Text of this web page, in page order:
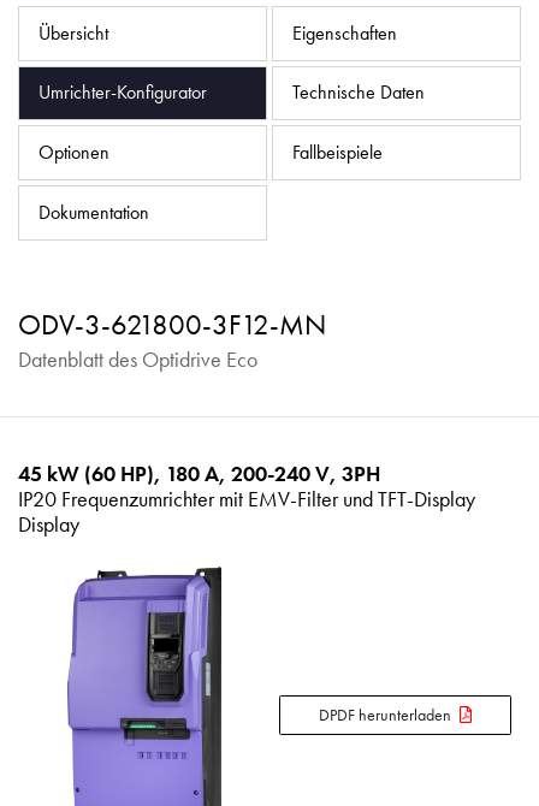
Übersicht Eigenschaften
Umrichter-Konfigurator Technische Daten
Optionen Fallbeispiele
Dokumentation
ODV-3-621800-3F12-MN
Datenblatt des Optidrive Eco
45 kW (60 HP), 180 A, 200-240 V, 3PH
IP20 Frequenzumrichter mit EMV-Filter und TFT-Display
Display
DPDF herunterladen
Datenschutzrichtlinie
Sitemap